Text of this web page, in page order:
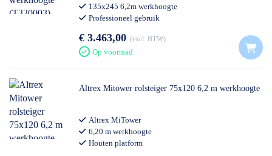
135x245 6,2m werkhoogte
Professioneel gebruik
€ 3.463,00 excl. BTW
Op voorraad
Altrex Mitower rolsteiger 75x120 6,2 m werkhoogte
Altrex MiTower
6,20 m werkhoogte
Houten platform